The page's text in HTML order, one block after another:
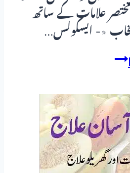
مختصر علامات کے ساتھ
٭- ایسکولس…
بواسیر،خونی
اور
اس
میں
استعمال
ہونے